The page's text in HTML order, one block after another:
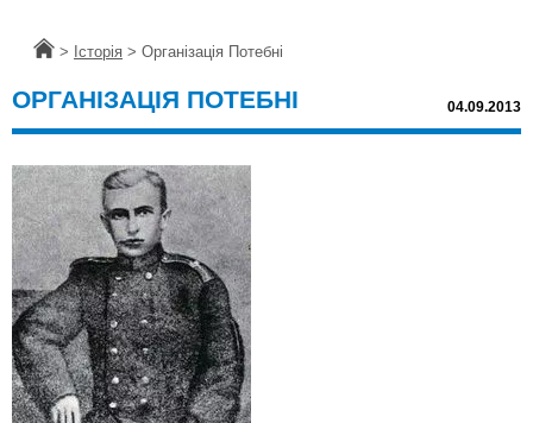
Головна
> Історія > Організація Потебні
ОРГАНІЗАЦІЯ ПОТЕБНІ 04.09.2013